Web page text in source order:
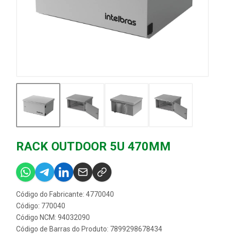
RACK OUTDOOR 5U 470MM
Código do Fabricante: 4770040
Código: 770040
Código NCM: 94032090
Código de Barras do Produto: 7899298678434